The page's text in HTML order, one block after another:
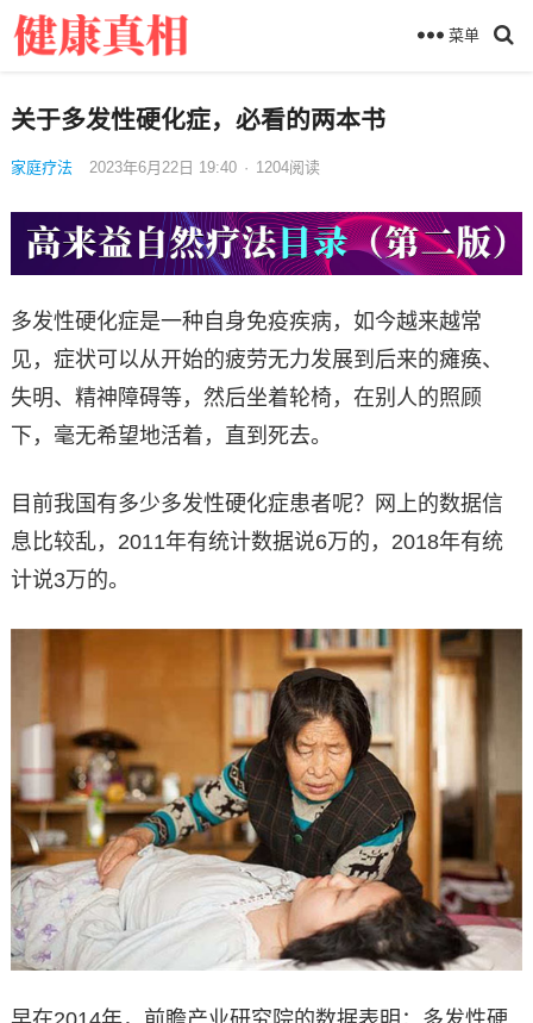
菜单
关于多发性硬化症，必看的两本书
家庭疗法 2023年6月22日 19:40 · 1204阅读
多发性硬化症是一种自身免疫疾病，如今越来越常
见，症状可以从开始的疲劳无力发展到后来的瘫痪、
失明、精神障碍等，然后坐着轮椅，在别人的照顾
下，毫无希望地活着，直到死去。
目前我国有多少多发性硬化症患者呢？网上的数据信
息比较乱，2011年有统计数据说6万的，2018年有统
计说3万的。